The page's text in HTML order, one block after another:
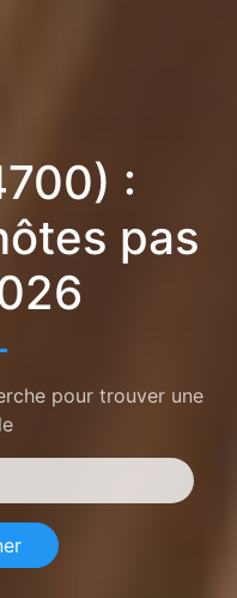
:
pas
pour trouver une